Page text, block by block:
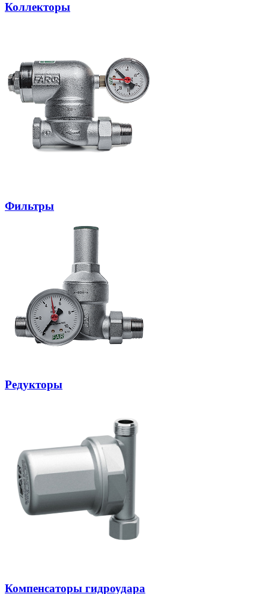
Коллекторы
Фильтры
Редукторы
Компенсаторы гидроудара